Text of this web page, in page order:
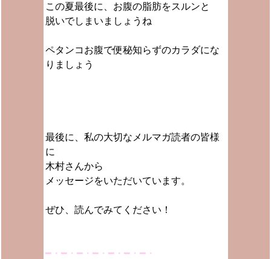
この夏最後に、お腹の脂肪をスルンと
脱いでしまいましょうね
ペタンコお腹で便秘知らずのカラダにな
りましょう
最後に、私の大切なメルマガ読者の皆様
に
木村さんから
メッセージをいただいています。
ぜひ、読んでみてください！
━・━・━・━・━・━・━・